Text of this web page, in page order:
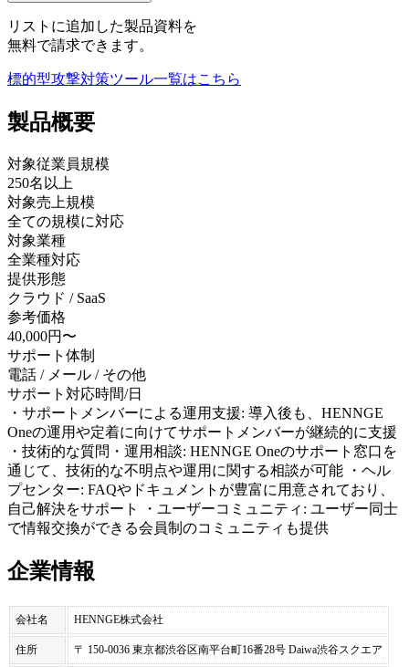
リストに追加した製品資料を
無料で請求できます。
標的型攻撃対策ツール一覧はこちら
製品概要
対象従業員規模
250名以上
対象売上規模
全ての規模に対応
対象業種
全業種対応
提供形態
クラウド / SaaS
参考価格
40,000円〜
サポート体制
電話 / メール / その他
サポート対応時間/日
・サポートメンバーによる運用支援: 導入後も、HENNGE
Oneの運用や定着に向けてサポートメンバーが継続的に支援
・技術的な質問・運用相談: HENNGE Oneのサポート窓口を
通じて、技術的な不明点や運用に関する相談が可能 ・ヘル
プセンター: FAQやドキュメントが豊富に用意されており、
自己解決をサポート ・ユーザーコミュニティ: ユーザー同士
で情報交換ができる会員制のコミュニティも提供
企業情報
会社名 HENNGE株式会社
住所 〒 150-0036 東京都渋谷区南平台町16番28号 Daiwa渋谷スクエア